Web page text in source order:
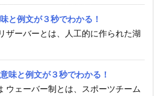
と例文が３秒でわかる！
ザーバーとは、人工的に作られた湖
味と例文が３秒でわかる！
ウェーバー制とは、スポーツチーム